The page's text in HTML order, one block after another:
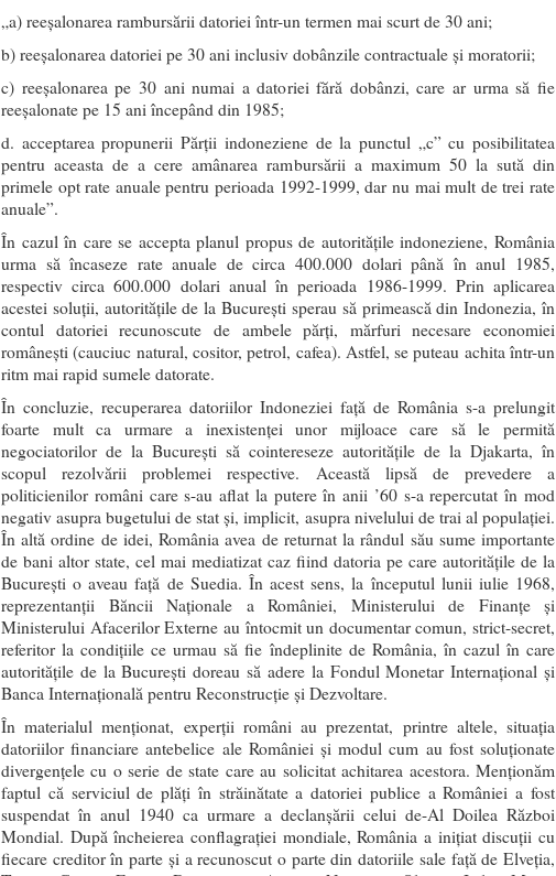
„a) reeşalonarea rambursării datoriei într-un termen mai scurt de 30 ani;
b) reeşalonarea datoriei pe 30 ani inclusiv dobânzile contractuale şi moratorii;
c) reeşalonarea pe 30 ani numai a datoriei fără dobânzi, care ar urma să fie
reeşalonate pe 15 ani începând din 1985;
d. acceptarea propunerii Părţii indoneziene de la punctul „c” cu posibilitatea
pentru aceasta de a cere amânarea rambursării a maximum 50 la sută din
primele opt rate anuale pentru perioada 1992-1999, dar nu mai mult de trei rate
anuale”.
În cazul în care se accepta planul propus de autorităţile indoneziene, România
urma să încaseze rate anuale de circa 400.000 dolari până în anul 1985,
respectiv circa 600.000 dolari anual în perioada 1986-1999. Prin aplicarea
acestei soluţii, autorităţile de la Bucureşti sperau să primească din Indonezia, în
contul datoriei recunoscute de ambele părţi, mărfuri necesare economiei
româneşti (cauciuc natural, cositor, petrol, cafea). Astfel, se puteau achita într-un
ritm mai rapid sumele datorate.
În concluzie, recuperarea datoriilor Indoneziei faţă de România s-a prelungit
foarte mult ca urmare a inexistenţei unor mijloace care să le permită
negociatorilor de la Bucureşti să cointereseze autorităţile de la Djakarta, în
scopul rezolvării problemei respective. Această lipsă de prevedere a
politicienilor români care s-au aflat la putere în anii ’60 s-a repercutat în mod
negativ asupra bugetului de stat şi, implicit, asupra nivelului de trai al populaţiei.
În altă ordine de idei, România avea de returnat la rândul său sume importante
de bani altor state, cel mai mediatizat caz fiind datoria pe care autorităţile de la
Bucureşti o aveau faţă de Suedia. În acest sens, la începutul lunii iulie 1968,
reprezentanţii Băncii Naţionale a României, Ministerului de Finanţe şi
Ministerului Afacerilor Externe au întocmit un documentar comun, strict-secret,
referitor la condiţiile ce urmau să fie îndeplinite de România, în cazul în care
autorităţile de la Bucureşti doreau să adere la Fondul Monetar Internaţional şi
Banca Internaţională pentru Reconstrucţie şi Dezvoltare.
În materialul menţionat, experţii români au prezentat, printre altele, situaţia
datoriilor financiare antebelice ale României şi modul cum au fost soluţionate
divergenţele cu o serie de state care au solicitat achitarea acestora. Menţionăm
faptul că serviciul de plăţi în străinătate a datoriei publice a României a fost
suspendat în anul 1940 ca urmare a declanşării celui de-Al Doilea Război
Mondial. După încheierea conflagraţiei mondiale, România a iniţiat discuţii cu
fiecare creditor în parte şi a recunoscut o parte din datoriile sale faţă de Elveţia,